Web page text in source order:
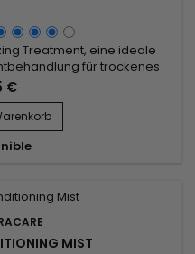
Treatment, eine ideale
für trockenes
basiert auf Sonnenblumen-
und
macht die Haut weich,
und spendet tiefe
Frizz, es entwirrt...
€
MIST